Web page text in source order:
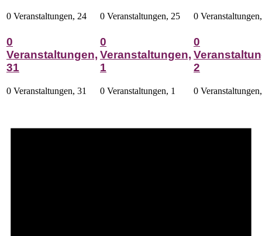
0 Veranstaltungen, 24 0 Veranstaltungen, 25 0
0
Veranstaltungen,
31
0 Veranstaltungen, 31
0
Veranstaltungen,
1
0 Veranstaltungen, 1
0
2
0